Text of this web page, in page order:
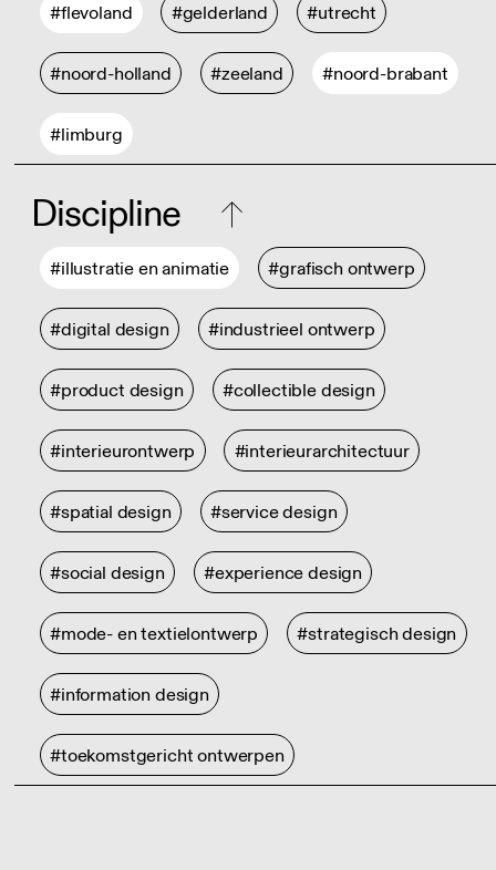
#flevoland #gelderland #utrecht
#noord-holland #zeeland #noord-brabant
#limburg
Discipline
#illustratie en animatie #grafisch ontwerp
#digital design #industrieel ontwerp
#product design #collectible design
#interieurontwerp #interieurarchitectuur
#spatial design #service design
#social design #experience design
#mode- en textielontwerp #strategisch design
#information design
#toekomstgericht ontwerpen